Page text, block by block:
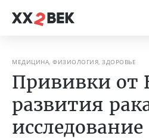
МЕДИЦИНА, ФИЗИОЛОГИЯ, ЗДОРОВЬЕ
Прививки от
развития
исследование